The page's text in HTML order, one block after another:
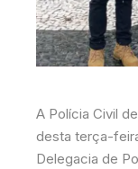
A Polícia Civil
desta terça-
Delegacia de